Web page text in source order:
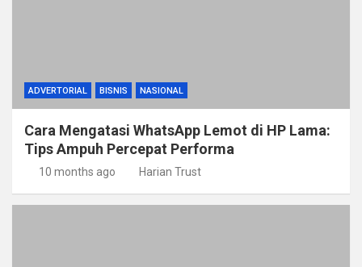
ADVERTORIAL BISNIS NASIONAL
Cara Mengatasi WhatsApp Lemot di HP Lama:
Tips Ampuh Percepat Performa
10 months ago Harian Trust